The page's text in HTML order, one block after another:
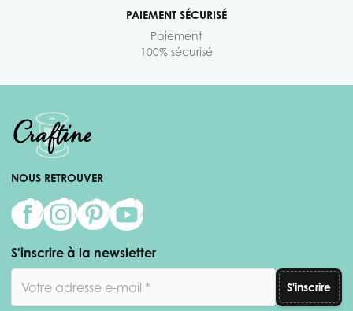
PAIEMENT SÉCURISÉ
Paiement
100% sécurisé
NOUS RETROUVER
S'inscrire à la newsletter
S'inscrire